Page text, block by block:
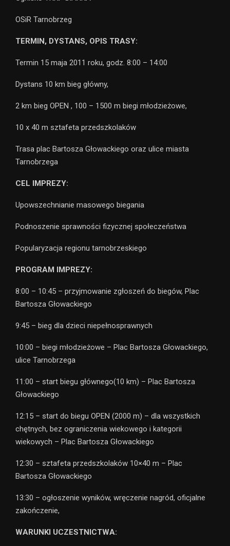
OSiR Tarnobrzeg
TERMIN, DYSTANS, OPIS TRASY:
Termin 15 maja 2011 roku, godz. 8:00 – 14:00
Dystans 10 km bieg główny,
2 km bieg OPEN , 100 – 1500 m biegi młodzieżowe,
10 x 40 m sztafeta przedszkolaków
Trasa plac Bartosza Głowackiego oraz ulice miasta
Tarnobrzega
CEL IMPREZY:
Upowszechnianie masowego biegania
Podnoszenie sprawności fizycznej społeczeństwa
Popularyzacja regionu tarnobrzeskiego
PROGRAM IMPREZY:
8:00 – 10:45 – przyjmowanie zgłoszeń do biegów, Plac
Bartosza Głowackiego
9:45 – bieg dla dzieci niepełnosprawnych
10:00 – biegi młodzieżowe – Plac Bartosza Głowackiego,
ulice Tarnobrzega
11:00 – start biegu głównego(10 km) – Plac Bartosza
Głowackiego
12:15 – start do biegu OPEN (2000 m) – dla wszystkich
chętnych, bez ograniczenia wiekowego i kategorii
wiekowych – Plac Bartosza Głowackiego
12:30 – sztafeta przedszkolaków 10×40 m – Plac
Bartosza Głowackiego
13:30 – ogłoszenie wyników, wręczenie nagród, oficjalne
zakończenie,
WARUNKI UCZESTNICTWA: